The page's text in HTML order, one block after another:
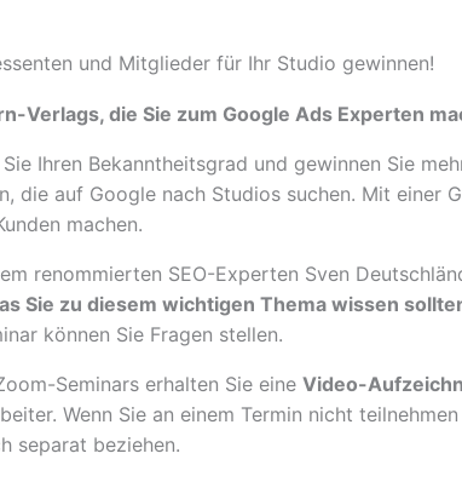
und Mitglieder für Ihr Studio gewinnen!
Verlags, die Sie zum Google Ads Experten
Ihren Bekanntheitsgrad und gewinnen Sie
die auf Google nach Studios suchen. Mit einer
machen.
renommierten SEO-Experten Sven
Sie zu diesem wichtigen Thema wissen
können Sie Fragen stellen.
Seminars erhalten Sie eine Video-
Wenn Sie an einem Termin nicht
separat beziehen.